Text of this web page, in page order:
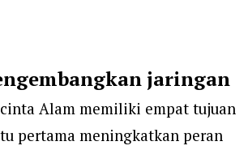
jaringan
Alam memiliki empat tujuan
pertama meningkatkan peran